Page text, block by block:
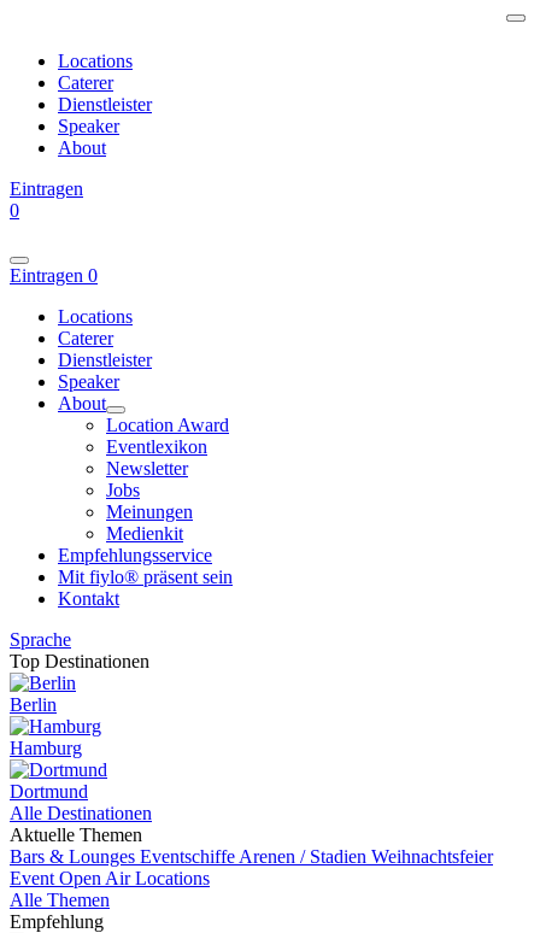
Locations
Caterer
Dienstleister
Speaker
About
Eintragen
0
Eintragen 0
Locations
Caterer
Dienstleister
Speaker
About
Location Award
Eventlexikon
Newsletter
Jobs
Meinungen
Medienkit
Empfehlungsservice
Mit fiylo® präsent sein
Kontakt
Sprache
Top Destinationen
Berlin
Hamburg
Dortmund
Alle Destinationen
Aktuelle Themen
Bars & Lounges Eventschiffe Arenen / Stadien Weihnachtsfeier
Event Open Air Locations
Alle Themen
Empfehlung